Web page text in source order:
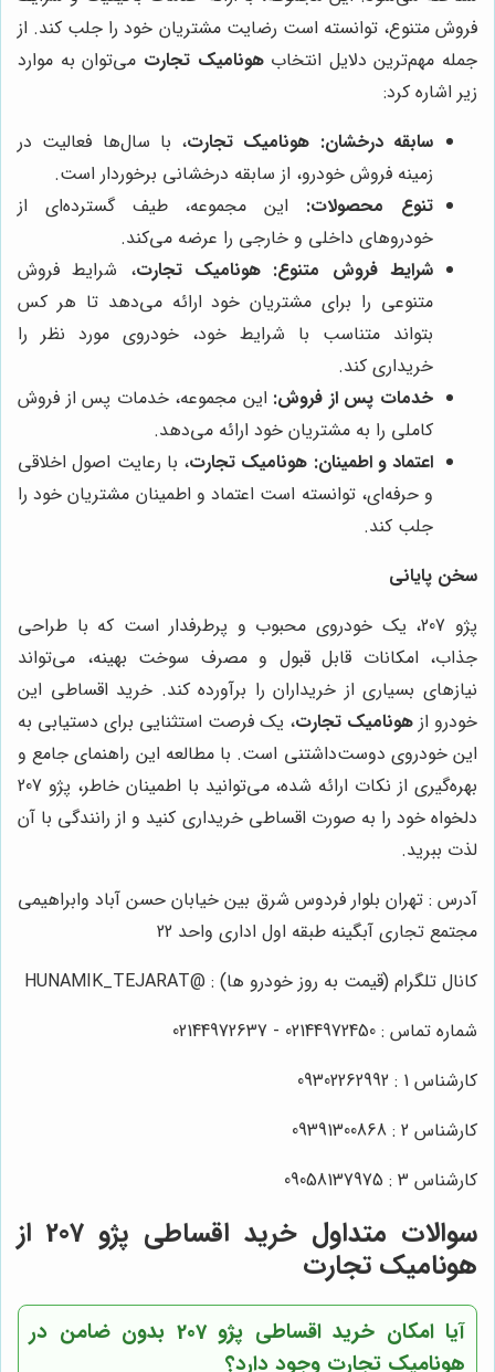
فروش متنوع، توانسته است رضایت مشتریان خود را جلب کند. از
جمله مهم‌ترین دلایل انتخابهونامیک تجارت می‌توان به موارد
زیر اشاره کرد:
سابقه درخشان: هونامیک تجارت، با سال‌ها فعالیت در
زمینه فروش خودرو، از سابقه درخشانی برخوردار است.
تنوع محصولات: این مجموعه، طیف گسترده‌ای از
خودروهای داخلی و خارجی را عرضه می‌کند.
شرایط فروش متنوع: هونامیک تجارت، شرایط فروش
متنوعی را برای مشتریان خود ارائه می‌دهد تا هر کس
بتواند متناسب با شرایط خود، خودروی مورد نظر را
خریداری کند.
خدمات پس از فروش: این مجموعه، خدمات پس از فروش
کاملی را به مشتریان خود ارائه می‌دهد.
اعتماد و اطمینان: هونامیک تجارت، با رعایت اصول اخلاقی
و حرفه‌ای، توانسته است اعتماد و اطمینان مشتریان خود را
جلب کند.
سخن پایانی
پژو 207، یک خودروی محبوب و پرطرفدار است که با طراحی
جذاب، امکانات قابل قبول و مصرف سوخت بهینه، می‌تواند
نیازهای بسیاری از خریداران را برآورده کند. خرید اقساطی این
خودرو از هونامیک تجارت، یک فرصت استثنایی برای دستیابی به
این خودروی دوست‌داشتنی است. با مطالعه این راهنمای جامع و
بهره‌گیری از نکات ارائه شده، می‌توانید با اطمینان خاطر، پژو 207
دلخواه خود را به صورت اقساطی خریداری کنید و از رانندگی با آن
لذت ببرید.
آدرس : تهران بلوار فردوس شرق بین خیابان حسن آباد وابراهیمی
مجتمع تجاری آبگینه طبقه اول اداری واحد 22
کانال تلگرام (قیمت به روز خودرو ها) : @HUNAMIK_TEJARAT
شماره تماس : 02144972450 - 02144972637
کارشناس 1 : 09302262992
کارشناس 2 : 09391300868
کارشناس 3 : 09058137975
سوالات متداول خرید اقساطی پژو 207 از
هونامیک تجارت
آیا امکان خرید اقساطی پژو 207 بدون ضامن در
هونامیک تجارت وجود دارد؟